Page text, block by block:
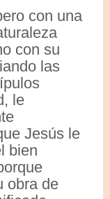
con una
con su
las
le
Jesús le
bien
obra de